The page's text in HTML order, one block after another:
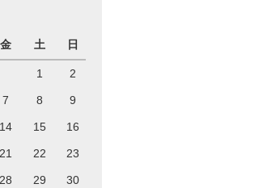
金 土 日
1 2
7 8 9
14 15 16
21 22 23
28 29 30